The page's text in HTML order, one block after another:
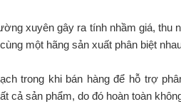
xuyên gây ra tính nhầm giá, thu
một hãng sản xuất phân biệt
trong khi bán hàng để hỗ trợ
cả sản phẩm, do đó hoàn toàn